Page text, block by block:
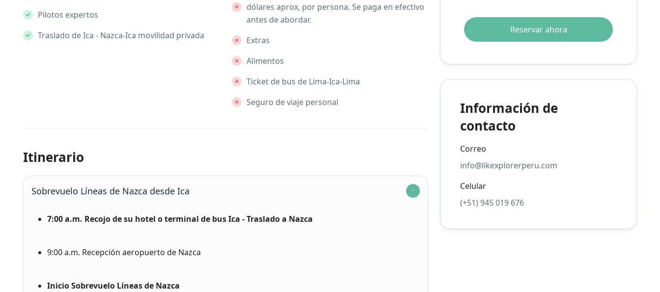
Pilotos expertos
Traslado de Ica - Nazca-Ica movilidad privada
dólares aprox, por persona. Se paga en efectivo
antes de abordar.
Extras
Alimentos
Ticket de bus de Lima-Ica-Lima
Seguro de viaje personal
Itinerario
Sobrevuelo Líneas de Nazca desde Ica
7:00 a.m. Recojo de su hotel o terminal de bus Ica - Traslado a Nazca
9:00 a.m. Recepción aeropuerto de Nazca
Inicio Sobrevuelo Líneas de Nazca
Reservar ahora
Información de
contacto
Correo
info@likexplorerperu.com
Celular
(+51) 945 019 676